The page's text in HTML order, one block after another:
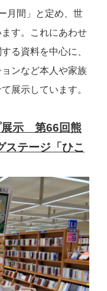
月間」と定め、世
す。これにあわせ
る資料を中心に、
ンなど本人や家族
展示しています。
展示 第66回熊
ステージ「ひこ